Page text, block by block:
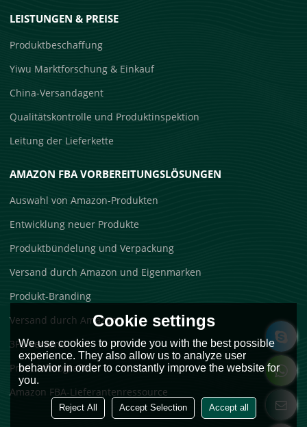
LEISTUNGEN & PREISE
Produktbeschaffung
Yiwu Marktforschung & Einkauf
China-Versandagent
Qualitätskontrolle und Produktinspektion
Leitung der Lieferkette
AMAZON FBA VORBEREITUNGSLÖSUNGEN
Auswahl von Amazon-Produkten
Entwicklung neuer Produkte
Produktbündelung und Verpackung
Versand durch Amazon und Eigenmarken
Produkt-Branding
Versand durch Amazon
3PL-Versand
Produktfotografie
Amazon FBA-Lieferantenressource
Cookie settings
We use cookies to provide you with the best possible
experience. They also allow us to analyze user
behavior in order to constantly improve the website for
you.
Reject All Accept Selection Accept all